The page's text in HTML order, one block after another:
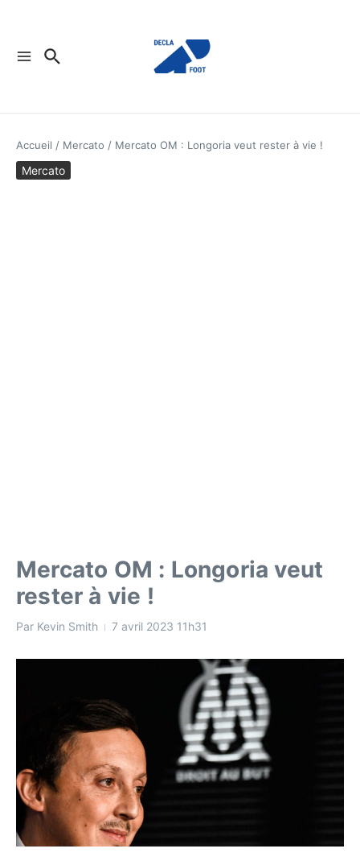
Accueil / Mercato / Mercato OM : Longoria veut rester à vie !
Mercato
Mercato OM : Longoria veut
rester à vie !
Par Kevin Smith 7 avril 2023 11h31